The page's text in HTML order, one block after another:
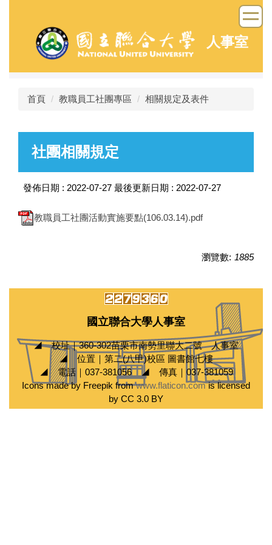
容
人事室
首頁 教職員工社團專區 相關規定及表件
社團相關規定
發佈日期 : 2022-07-27 最後更新日期 : 2022-07-27
教職員工社團活動實施要點(106.03.14).pdf
瀏覽數: 1885
國立聯合大學人事室
◢ 校址｜360-302苗栗市南勢里聯大二號 人事室
◢ 位置｜第二(八甲)校區 圖書館七樓
◢ 電話｜037-381056 ◢ 傳真｜037-381059
Icons made by Freepik fromwww.flaticon.comis licensed
by CC 3.0 BY